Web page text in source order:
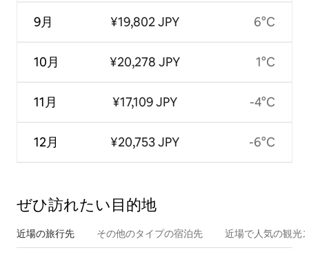
9月
10月
11月
12月
¥19,802 JPY
¥20,278 JPY
¥17,109 JPY
¥20,753 JPY
6°C
1°C
-4°C
-6°C
ぜひ訪⁠れ⁠た⁠い目⁠的⁠地
近場の旅行先 その他のタ⁠イ⁠プ⁠の宿⁠泊⁠先 近場で人気の観光